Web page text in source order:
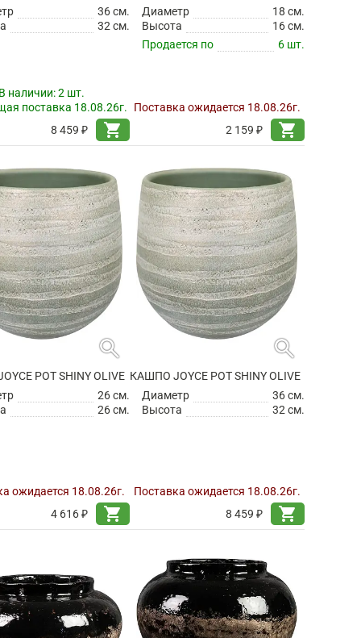
36 см.
32 см.
наличии:2 шт.
поставка 18.08.26г.
8 459 ₽
shopping_cart
Диаметр
18 см.
Высота
16 см.
Продается по
6 шт.
Поставка ожидается 18.08.26г.
2 159 ₽
shopping_cart
search
POT SHINY OLIVE
26 см.
26 см.
ожидается 18.08.26г.
4 616 ₽
shopping_cart
search
КАШПО JOYCE POT SHINY OLIVE
Диаметр
36 см.
Высота
32 см.
Поставка ожидается 18.08.26г.
8 459 ₽
shopping_cart